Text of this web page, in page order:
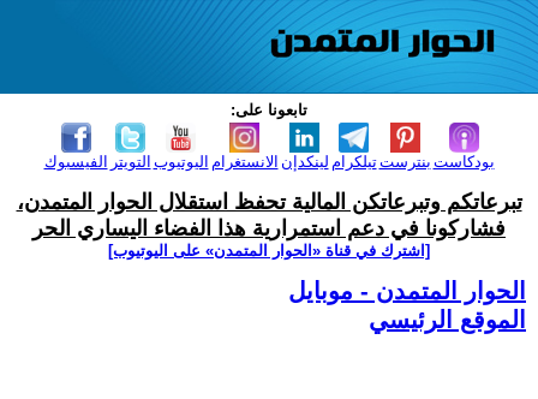
تابعونا على:
الفيسبوك التويتر اليوتيوب الانستغرام لينكدإن تيلكرامبنترست بودكاست
تبرعاتكم وتبرعاتكن المالية تحفظ استقلال الحوار المتمدن،
فشاركونا في دعم استمرارية هذا الفضاء اليساري الحر
[اشترك في قناة ‫«الحوار المتمدن» على اليوتيوب]
الحوار المتمدن - موبايل
الموقع الرئيسي